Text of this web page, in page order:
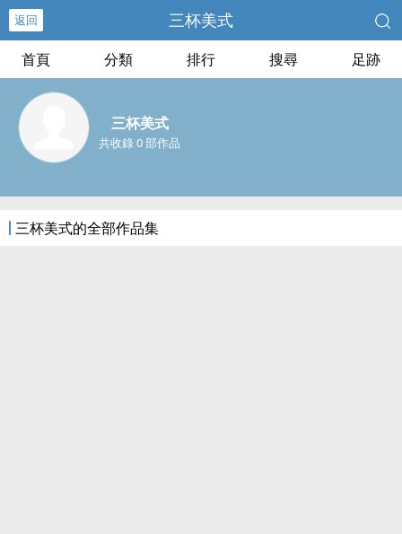
返回 三杯美式
首頁 分類 排行 搜尋 足跡
三杯美式
共收錄 0 部作品
三杯美式的全部作品集